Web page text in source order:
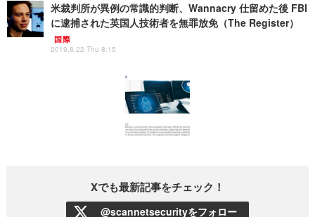
米裁判所が異例の常識的判断、Wannacry 仕留めた後 FBI
に逮捕された英国人技術者を無罪放免（The Register）
国際
2019.8.22 Thu 8:15
Xでも最新記事をチェック！
@scannetsecurityをフォロー